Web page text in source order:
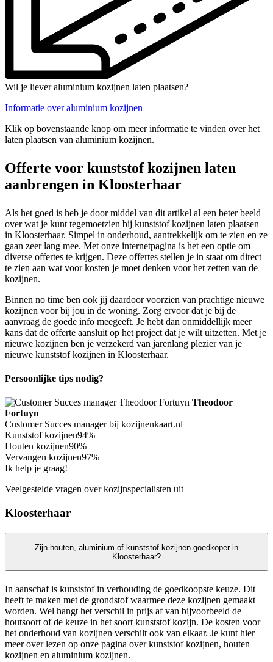
Wil je liever aluminium kozijnen laten plaatsen?
Informatie over aluminium kozijnen
Klik op bovenstaande knop om meer informatie te vinden over het
laten plaatsen van aluminium kozijnen.
Offerte voor kunststof kozijnen laten
aanbrengen in Kloosterhaar
Als het goed is heb je door middel van dit artikel al een beter beeld
over wat je kunt tegemoetzien bij kunststof kozijnen laten plaatsen
in Kloosterhaar. Simpel in onderhoud, aantrekkelijk om te zien en ze
gaan zeer lang mee. Met onze internetpagina is het een optie om
diverse offertes te krijgen. Deze offertes stellen je in staat om direct
te zien aan wat voor kosten je moet denken voor het zetten van de
kozijnen.
Binnen no time ben ook jij daardoor voorzien van prachtige nieuwe
kozijnen voor bij jou in de woning. Zorg ervoor dat je bij de
aanvraag de goede info meegeeft. Je hebt dan onmiddellijk meer
kans dat de offerte aansluit op het project dat je wilt uitzetten. Met je
nieuwe kozijnen ben je verzekerd van jarenlang plezier van je
nieuwe kunststof kozijnen in Kloosterhaar.
Persoonlijke tips nodig?
Theodoor
Fortuyn
Customer Succes manager bij kozijnenkaart.nl
Kunststof kozijnen94%
Houten kozijnen90%
Vervangen kozijnen97%
Ik help je graag!
Veelgestelde vragen over kozijnspecialisten uit
Kloosterhaar
Zijn houten, aluminium of kunststof kozijnen goedkoper in
Kloosterhaar?
In aanschaf is kunststof in verhouding de goedkoopste keuze. Dit
heeft te maken met de grondstof waarmee deze kozijnen gemaakt
worden. Wel hangt het verschil in prijs af van bijvoorbeeld de
houtsoort of de keuze in het soort kunststof kozijn. De kosten voor
het onderhoud van kozijnen verschilt ook van elkaar. Je kunt hier
meer over lezen op onze pagina over kunststof kozijnen, houten
kozijnen en aluminium kozijnen.